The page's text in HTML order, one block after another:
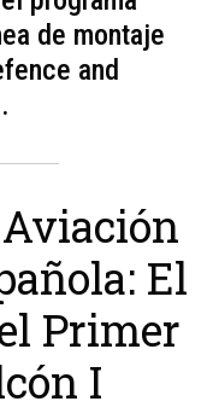
de montaje
and
El
Primer
I